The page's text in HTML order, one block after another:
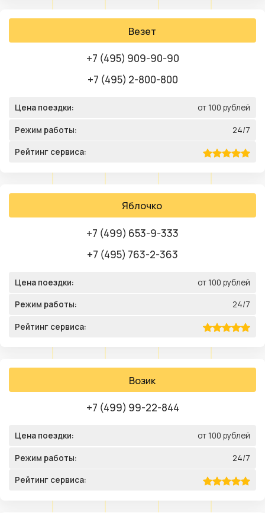
Везет
+7 (495) 909-90-90
+7 (495) 2-800-800
Цена поездки: от 100 рублей
Режим работы: 24/7
Рейтинг сервиса:
Яблочко
+7 (499) 653-9-333
+7 (495) 763-2-363
Цена поездки: от 100 рублей
Режим работы: 24/7
Рейтинг сервиса:
Возик
+7 (499) 99-22-844
Цена поездки: от 100 рублей
Режим работы: 24/7
Рейтинг сервиса: